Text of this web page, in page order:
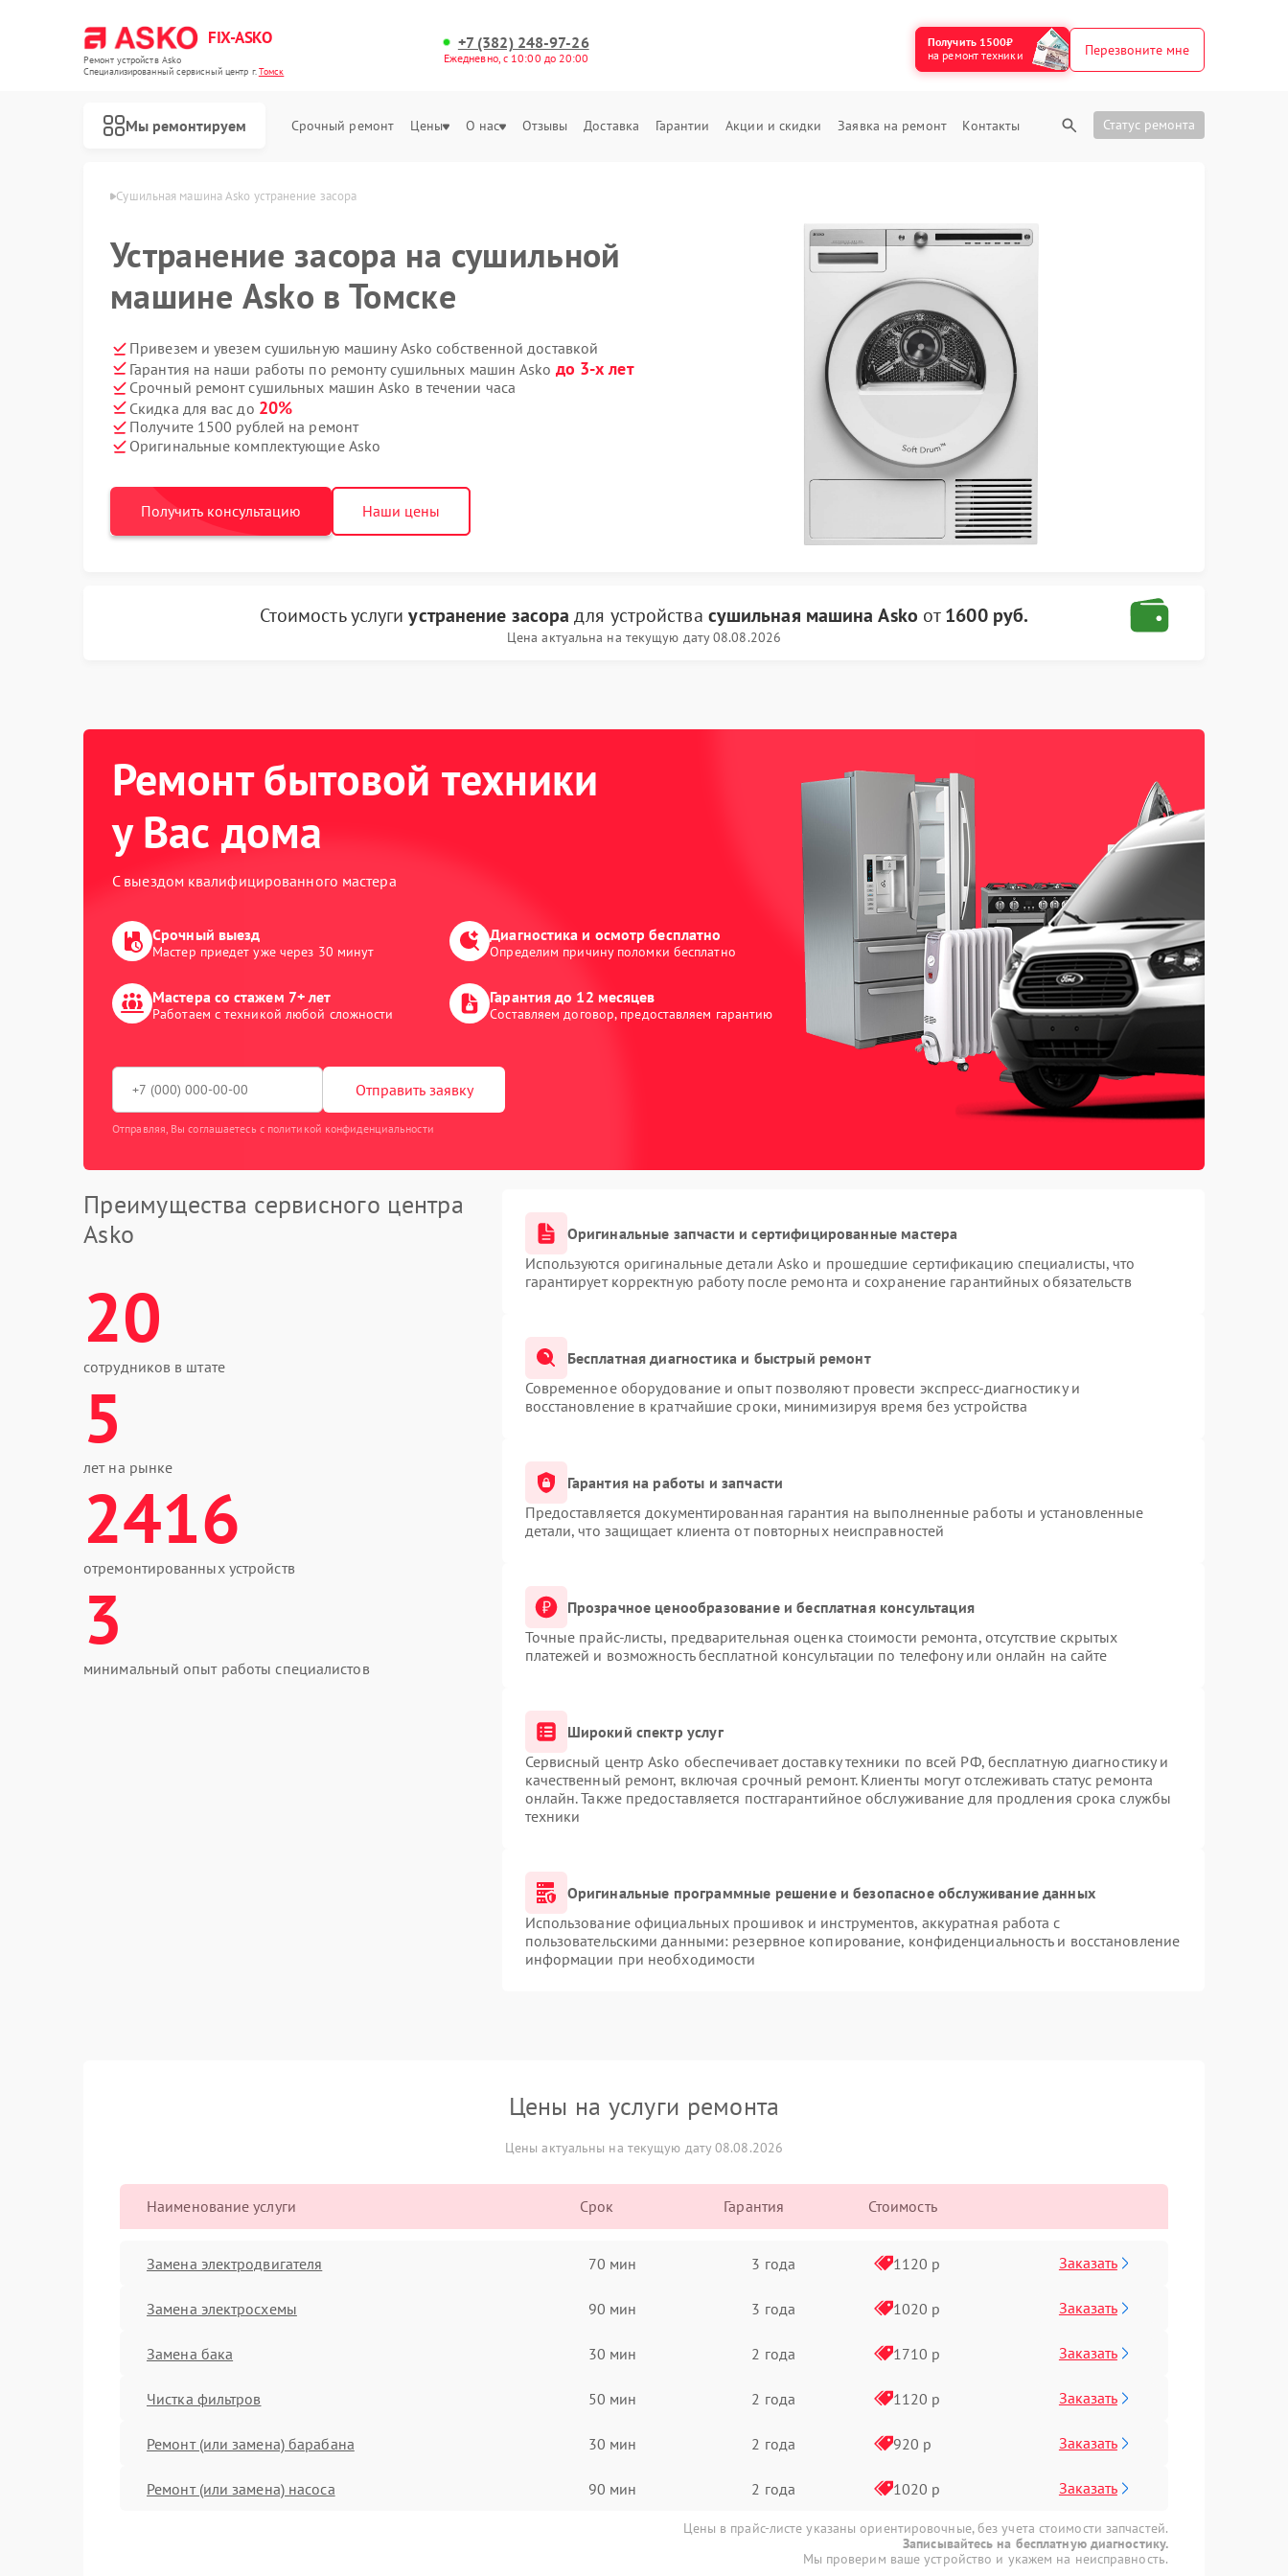
FIX-ASKO
Ремонт устройств Asko
Специализированный cервисный центр г.Томск
+7 (382) 248-97-26
Ежедневно, с 10:00 до 20:00
Получить 1500₽
на ремонт техники
Перезвоните мне
Мы ремонтируем Срочный ремонт Цены О нас Отзывы Доставка Гарантии Акции и скидки Заявка на ремонт Контакты Статус ремонта
Asko в Томске Сушильная машина Asko устранение засора
Устранение засора на сушильной
машине Asko в Томске
Привезем и увезем сушильную машину Asko собственной доставкой
Гарантия на наши работы по ремонту сушильных машин Asko до 3-х лет
Срочный ремонт сушильных машин Asko в течении часа
Скидка для вас до 20%
Получите 1500 рублей на ремонт
Оригинальные комплектующие Asko
Получить консультацию Наши цены
Стоимость услугиустранение засора для устройства сушильная машина Asko от1600 руб.
Цена актуальна на текущую дату 08.08.2026
Ремонт бытовой техники
у Вас дома
С выездом квалифицированного мастера
Срочный выезд
Мастер приедет уже через 30 минут
Диагностика и осмотр бесплатно
Определим причину поломки бесплатно
Мастера со стажем 7+ лет
Работаем с техникой любой сложности
Гарантия до 12 месяцев
Составляем договор, предоставляем гарантию
Отправить заявку
Отправляя, Вы соглашаетесь с политикой конфиденциальности
Преимущества сервисного центра
Asko
20
сотрудников в штате
5
лет на рынке
2416
отремонтированных устройств
3
минимальный опыт работы специалистов
Оригинальные запчасти и сертифицированные мастера
Используются оригинальные детали Asko и прошедшие сертификацию специалисты, что
гарантирует корректную работу после ремонта и сохранение гарантийных обязательств
Бесплатная диагностика и быстрый ремонт
Современное оборудование и опыт позволяют провести экспресс-диагностику и
восстановление в кратчайшие сроки, минимизируя время без устройства
Гарантия на работы и запчасти
Предоставляется документированная гарантия на выполненные работы и установленные
детали, что защищает клиента от повторных неисправностей
Прозрачное ценообразование и бесплатная консультация
Точные прайс-листы, предварительная оценка стоимости ремонта, отсутствие скрытых
платежей и возможность бесплатной консультации по телефону или онлайн на сайте
Широкий спектр услуг
Сервисный центр Asko обеспечивает доставку техники по всей РФ, бесплатную диагностику и
качественный ремонт, включая срочный ремонт. Клиенты могут отслеживать статус ремонта
онлайн. Также предоставляется постгарантийное обслуживание для продления срока службы
техники
Оригинальные программные решение и безопасное обслуживание данных
Использование официальных прошивок и инструментов, аккуратная работа с
пользовательскими данными: резервное копирование, конфиденциальность и восстановление
информации при необходимости
Цены на услуги ремонта
Цены актуальны на текущую дату 08.08.2026
Наименование услуги Срок Гарантия Стоимость
Замена электродвигателя 70 мин 3 года 1120 р Заказать
Замена электросхемы 90 мин 3 года 1020 р Заказать
Замена бака 30 мин 2 года 1710 р Заказать
Чистка фильтров 50 мин 2 года 1120 р Заказать
Ремонт (или замена) барабана 30 мин 2 года 920 р Заказать
Ремонт (или замена) насоса 90 мин 2 года 1020 р Заказать
Цены в прайс-листе указаны ориентировочные, без учета стоимости запчастей.
Записывайтесь на бесплатную диагностику.
Мы проверим ваше устройство и укажем на неисправность.